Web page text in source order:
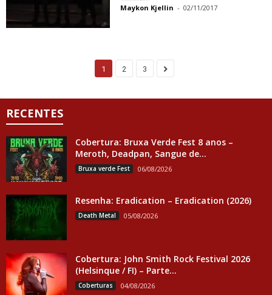
Maykon Kjellin - 02/11/2017
1 2 3
RECENTES
Cobertura: Bruxa Verde Fest 8 anos –
Meroth, Deadpan, Sangue de...
Bruxa verde Fest 06/08/2026
Resenha: Eradication – Eradication (2026)
Death Metal 05/08/2026
Cobertura: John Smith Rock Festival 2026
(Helsinque / FI) – Parte...
Coberturas 04/08/2026